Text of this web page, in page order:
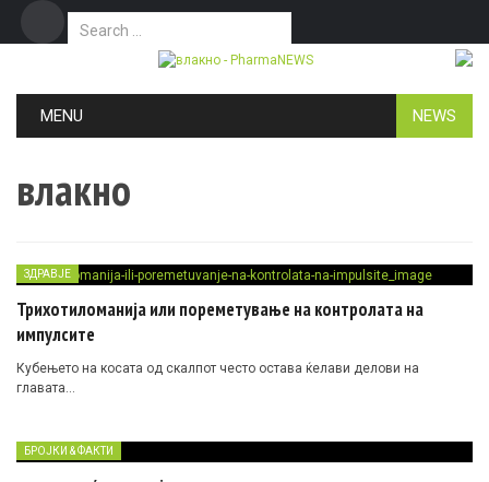
Search for:
MENU NEWS
влакно
ЗДРАВЈЕ
Трихотиломанија или пореметување на контролата на
импулсите
Кубењето на косата од скалпот често остава ќелави делови на
главата…
БРОЈКИ & ФАКТИ